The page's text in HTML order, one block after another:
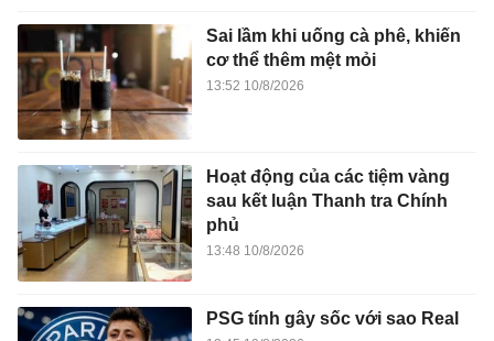
Sai lầm khi uống cà phê, khiến
cơ thể thêm mệt mỏi
13:52 10/8/2026
Hoạt động của các tiệm vàng
sau kết luận Thanh tra Chính
phủ
13:48 10/8/2026
PSG tính gây sốc với sao Real